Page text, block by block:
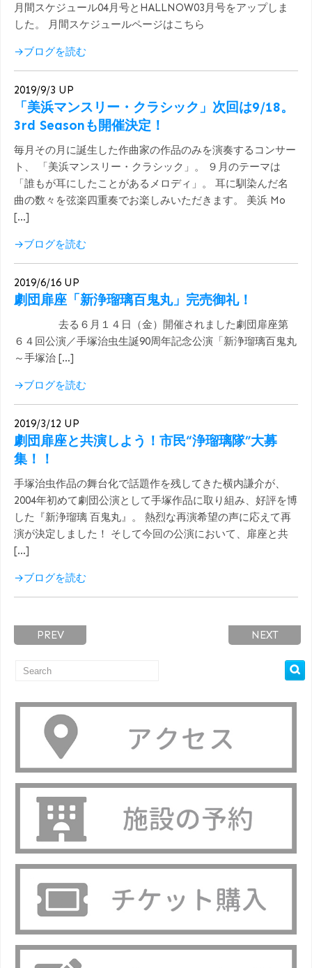
月間スケジュール04月号とHALLNOW03月号をアップしま
した。 月間スケジュールページはこちら
→ブログを読む
2019/9/3 UP
「美浜マンスリー・クラシック」次回は9/18。
3rd Seasonも開催決定！
毎月その月に誕生した作曲家の作品のみを演奏するコンサー
ト、 「美浜マンスリー・クラシック」。 ９月のテーマは
「誰もが耳にしたことがあるメロディ」。 耳に馴染んだ名
曲の数々を弦楽四重奏でお楽しみいただきます。 美浜 Mo
[…]
→ブログを読む
2019/6/16 UP
劇団扉座「新浄瑠璃百鬼丸」完売御礼！
去る６月１４日（金）開催されました劇団扉座第
６４回公演／手塚治虫生誕90周年記念公演「新浄瑠璃百鬼丸
～手塚治 […]
→ブログを読む
2019/3/12 UP
劇団扉座と共演しよう！市民“浄瑠璃隊”大募
集！！
手塚治虫作品の舞台化で話題作を残してきた横内謙介が、
2004年初めて劇団公演として手塚作品に取り組み、好評を博
した『新浄瑠璃 百鬼丸』。 熱烈な再演希望の声に応えて再
演が決定しました！ そして今回の公演において、扉座と共
[…]
→ブログを読む
PREV NEXT